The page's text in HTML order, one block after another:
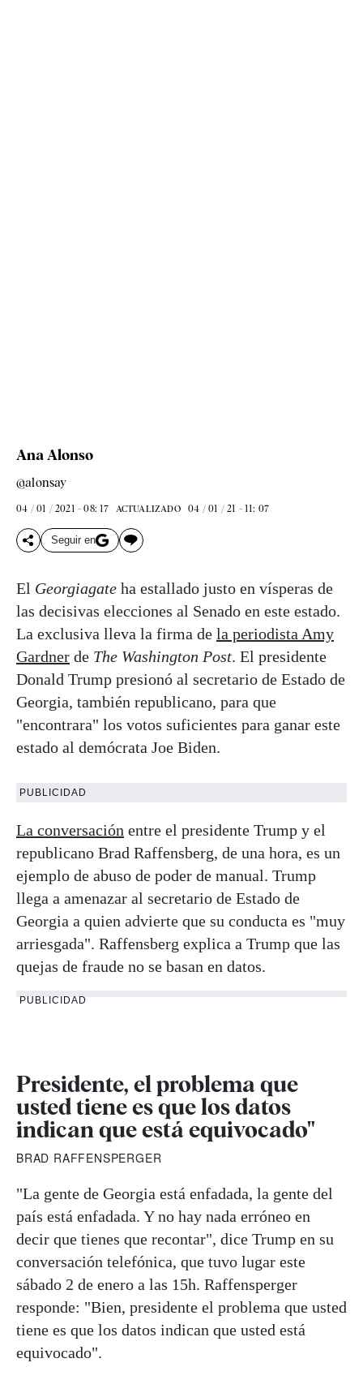
Ana Alonso
@alonsay
04 / 01 / 2021 - 08: 17 ACTUALIZADO 04 / 01 / 21 - 11: 07
Seguir en
El Georgiagate ha estallado justo en vísperas de
las decisivas elecciones al Senado en este estado.
La exclusiva lleva la firma de la periodista Amy
Gardner de The Washington Post. El presidente
Donald Trump presionó al secretario de Estado de
Georgia, también republicano, para que
"encontrara" los votos suficientes para ganar este
estado al demócrata Joe Biden.
PUBLICIDAD
La conversación entre el presidente Trump y el
republicano Brad Raffensberg, de una hora, es un
ejemplo de abuso de poder de manual. Trump
llega a amenazar al secretario de Estado de
Georgia a quien advierte que su conducta es "muy
arriesgada". Raffensberg explica a Trump que las
quejas de fraude no se basan en datos.
PUBLICIDAD
Presidente, el problema que
usted tiene es que los datos
indican que está equivocado"
BRAD RAFFENSPERGER
"La gente de Georgia está enfadada, la gente del
país está enfadada. Y no hay nada erróneo en
decir que tienes que recontar", dice Trump en su
conversación telefónica, que tuvo lugar este
sábado 2 de enero a las 15h. Raffensperger
responde: "Bien, presidente el problema que usted
tiene es que los datos indican que usted está
equivocado".